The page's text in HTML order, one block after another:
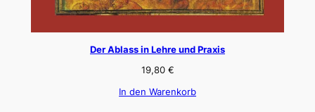
Der Ablass in Lehre und Praxis
19,80 €
In den Warenkorb